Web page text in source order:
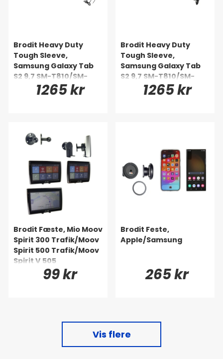
Brodit Heavy Duty
Tough Sleeve,
Samsung Galaxy Tab
S2 9,7 SM-T810/SM-
T813/SM-T815/SM-T819
1265 kr
Brodit Heavy Duty
Tough Sleeve,
Samsung Galaxy Tab
S2 9,7 SM-T810/SM-
T813/SM-T815/SM-T819
1265 kr
Brodit Fæste, Mio Moov
Spirit 300 Trafik/Moov
Spirit 500 Trafik/Moov
Spirit V 505
TV/S480/S485 m. fl.
99 kr
Brodit Feste,
Apple/Samsung
265 kr
Vis flere